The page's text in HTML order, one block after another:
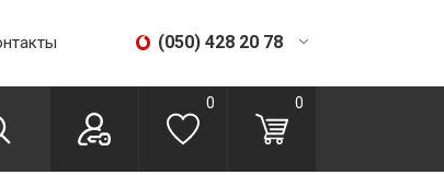
(050) 428 20 78
(067) 293 28 56
0 0